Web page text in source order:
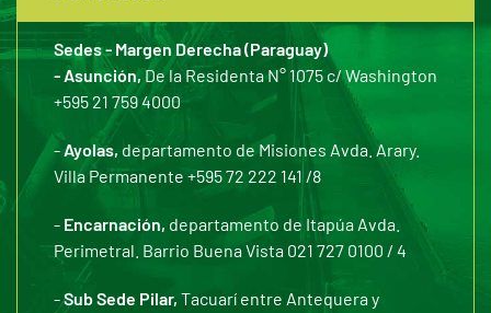
Sedes - Margen Derecha (Paraguay)
- Asunción,De la Residenta N° 1075 c/ Washington
+595 21 759 4000
-Ayolas, departamento de Misiones Avda. Arary.
Villa Permanente +595 72 222 141 /8
- Encarnación, departamento de Itapúa Avda.
Perimetral. Barrio Buena Vista 021 727 0100 / 4
-Sub Sede Pilar, Tacuarí entre Antequera y